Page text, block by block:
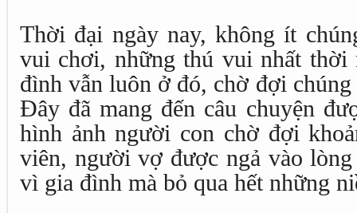
Thời đại ngày nay, không ít
vui chơi, những thú vui nhất thời
đình vẫn luôn ở đó, chờ đợi
Đây đã mang đến câu chuyện
hình ảnh người con chờ đợi
viên, người vợ được ngả vào
vì gia đình mà bỏ qua hết những